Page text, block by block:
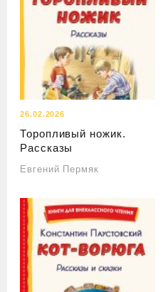
26.02.2026
Торопливый ножик.
Рассказы
Евгений Пермяк